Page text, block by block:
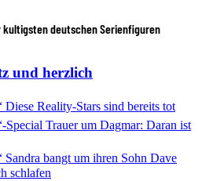
deutschen Serienfiguren
und herzlich
Diese Reality-Stars sind bereits tot
Special Trauer um Dagmar: Daran ist
Sandra bangt um ihren Sohn Dave
schlafen